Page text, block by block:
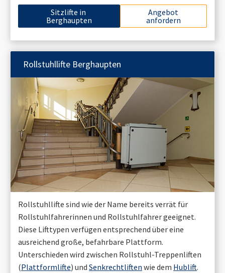
Sitzlifte in
Berghaupten
Angebot
anfordern
Rollstuhllifte Berghaupten
Rollstuhllifte sind wie der Name bereits verrät für
Rollstuhlfahrerinnen und Rollstuhlfahrer geeignet.
Diese Lifttypen verfügen entsprechend über eine
ausreichend große, befahrbare Plattform.
Unterschieden wird zwischen Rollstuhl-Treppenliften
(Plattformlifte) und Senkrechtliften wie dem Hublift.